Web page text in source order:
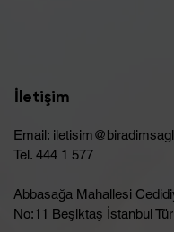
İletişim
Email:
Tel. 444 1 577
Abbasağa Mahallesi
No:11 Beşiktaş İstanbul